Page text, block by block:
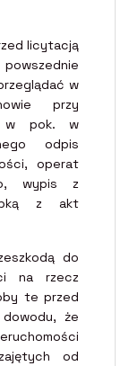
licytacją
w
przy
w pok. w
odpis
operat
wypis z
z akt
do
na rzecz
te przed
że
od